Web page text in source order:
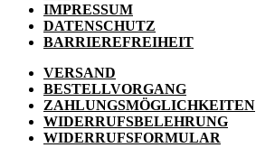
IMPRESSUM
DATENSCHUTZ
BARRIEREFREIHEIT
VERSAND
BESTELLVORGANG
ZAHLUNGSMÖGLICHKEITEN
WIDERRUFSBELEHRUNG
WIDERRUFSFORMULAR